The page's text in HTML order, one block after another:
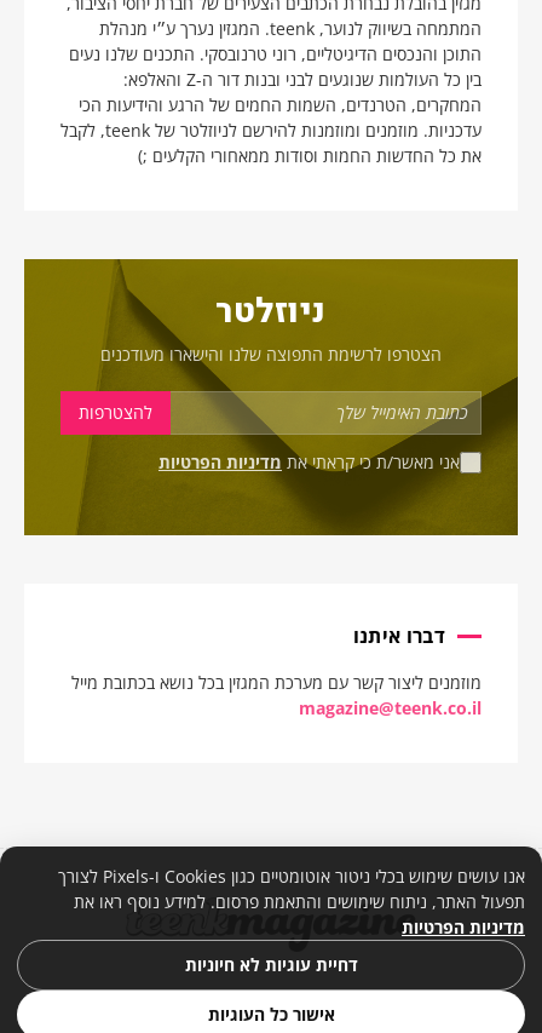
המתמחה בשיווק לנוער, teenk. המגזין נערך ע״י מנהלת
התוכן והנכסים הדיגיטליים, רוני טרנובסקי. התכנים שלנו נעים
בין כל העולמות שנוגעים לבני ובנות דור ה-Z והאלפא:
המחקרים, הטרנדים, השמות החמים של הרגע והידיעות הכי
עדכניות. מוזמנים ומוזמנות להירשם לניוזלטר של teenk, לקבל
את כל החדשות החמות וסודות ממאחורי הקלעים ;)
ניוזלטר
הצטרפו לרשימת התפוצה שלנו והישארו מעודכנים
אני מאשר/ת כי קראתי את מדיניות הפרטיות
דברו איתנו
מוזמנים ליצור קשר עם מערכת המגזין בכל נושא בכתובת מייל
magazine@teenk.co.il
מדיניות פרטיות
אנו עושים שימוש בכלי ניטור אוטומטיים כגון Cookies ו-Pixels לצורך
תפעול האתר, ניתוח שימושים והתאמת פרסום. למידע נוסף ראו את
מדיניות הפרטיות
דחיית עוגיות לא חיוניות
אישור כל העוגיות